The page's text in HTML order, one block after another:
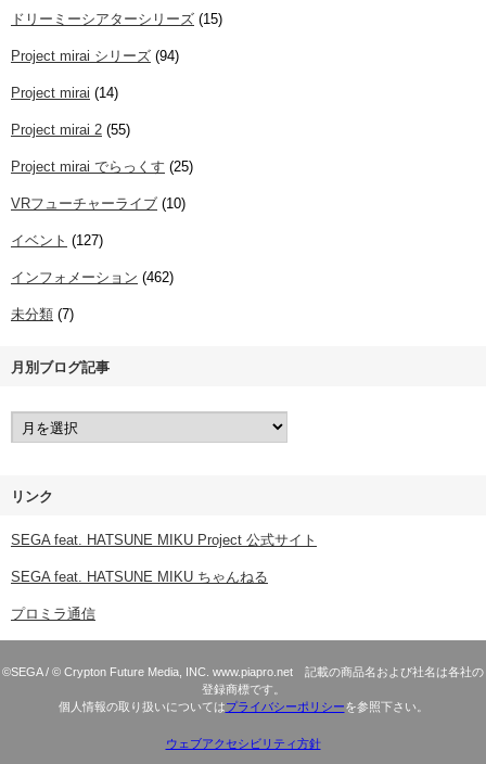
ドリーミーシアターシリーズ (15)
Project mirai シリーズ (94)
Project mirai (14)
Project mirai 2 (55)
Project mirai でらっくす (25)
VRフューチャーライブ (10)
イベント (127)
インフォメーション (462)
未分類 (7)
月別ブログ記事
リンク
SEGA feat. HATSUNE MIKU Project 公式サイト
SEGA feat. HATSUNE MIKU ちゃんねる
プロミラ通信
©SEGA / © Crypton Future Media, INC. www.piapro.net 記載の商品名および社名は各社の
登録商標です。
個人情報の取り扱いについてはプライバシーポリシーを参照下さい。
ウェブアクセシビリティ方針